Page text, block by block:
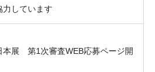
力しています
本展 第1次審査WEB応募ページ開